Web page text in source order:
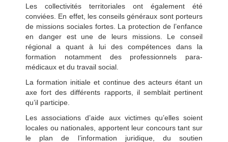
Les collectivités territoriales ont également été
conviées. En effet, les conseils généraux sont porteurs
de missions sociales fortes. La protection de l’enfance
en danger est une de leurs missions. Le conseil
régional a quant à lui des compétences dans la
formation notamment des professionnels para-
médicaux et du travail social.
La formation initiale et continue des acteurs étant un
axe fort des différents rapports, il semblait pertinent
qu’il participe.
Les associations d’aide aux victimes qu’elles soient
locales ou nationales, apportent leur concours tant sur
le plan de l’information juridique, du soutien